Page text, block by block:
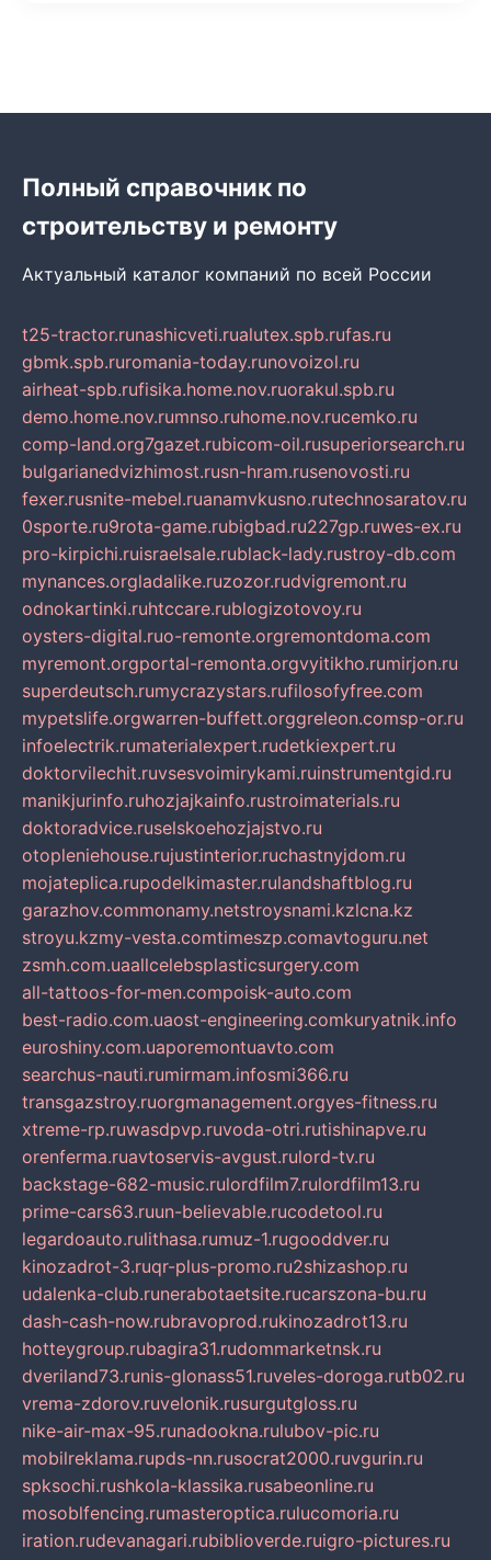
Полный справочник по
строительству и ремонту
Актуальный каталог компаний по всей России
t25-tractor.runashicveti.rualutex.spb.rufas.ru
gbmk.spb.ruromania-today.runovoizol.ru
airheat-spb.rufisika.home.nov.ruorakul.spb.ru
demo.home.nov.rumnso.ruhome.nov.rucemko.ru
comp-land.org7gazet.rubicom-oil.rusuperiorsearch.ru
bulgarianedvizhimost.rusn-hram.rusenovosti.ru
fexer.rusnite-mebel.ruanamvkusno.rutechnosaratov.ru
0sporte.ru9rota-game.rubigbad.ru227gp.ruwes-ex.ru
pro-kirpichi.ruisraelsale.rublack-lady.rustroy-db.com
mynances.orgladalike.ruzozor.rudvigremont.ru
odnokartinki.ruhtccare.rublogizotovoy.ru
oysters-digital.ruo-remonte.orgremontdoma.com
myremont.orgportal-remonta.orgvyitikho.rumirjon.ru
superdeutsch.rumycrazystars.rufilosofyfree.com
mypetslife.orgwarren-buffett.orggreleon.comsp-or.ru
infoelectrik.rumaterialexpert.rudetkiexpert.ru
doktorvilechit.ruvsesvoimirykami.ruinstrumentgid.ru
manikjurinfo.ruhozjajkainfo.rustroimaterials.ru
doktoradvice.ruselskoehozjajstvo.ru
otopleniehouse.rujustinterior.ruchastnyjdom.ru
mojateplica.rupodelkimaster.rulandshaftblog.ru
garazhov.commonamy.netstroysnami.kzlcna.kz
stroyu.kzmy-vesta.comtimeszp.comavtoguru.net
zsmh.com.uaallcelebsplasticsurgery.com
all-tattoos-for-men.compoisk-auto.com
best-radio.com.uaost-engineering.comkuryatnik.info
euroshiny.com.uaporemontuavto.com
searchus-nauti.rumirmam.infosmi366.ru
transgazstroy.ruorgmanagement.orgyes-fitness.ru
xtreme-rp.ruwasdpvp.ruvoda-otri.rutishinapve.ru
orenferma.ruavtoservis-avgust.rulord-tv.ru
backstage-682-music.rulordfilm7.rulordfilm13.ru
prime-cars63.ruun-believable.rucodetool.ru
legardoauto.rulithasa.rumuz-1.rugooddver.ru
kinozadrot-3.ruqr-plus-promo.ru2shizashop.ru
udalenka-club.runerabotaetsite.rucarszona-bu.ru
dash-cash-now.rubravoprod.rukinozadrot13.ru
hotteygroup.rubagira31.rudommarketnsk.ru
dveriland73.runis-glonass51.ruveles-doroga.rutb02.ru
vrema-zdorov.ruvelonik.rusurgutgloss.ru
nike-air-max-95.runadookna.rulubov-pic.ru
mobilreklama.rupds-nn.rusocrat2000.ruvgurin.ru
spksochi.rushkola-klassika.rusabeonline.ru
mosoblfencing.rumasteroptica.rulucomoria.ru
iration.rudevanagari.rubiblioverde.ruigro-pictures.ru